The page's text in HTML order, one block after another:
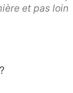
et pas loin